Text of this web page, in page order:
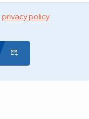
privacy policy